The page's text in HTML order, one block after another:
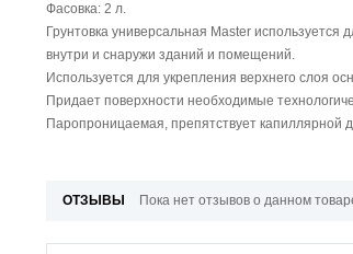
Фасовка: 2 л.
Грунтовка универсальная Master используется
внутри и снаружи зданий и помещений.
Используется для укрепления верхнего слоя
Придает поверхности необходимые
Паропроницаемая, препятствует капиллярной
ОТЗЫВЫ Пока нет отзывов о данном